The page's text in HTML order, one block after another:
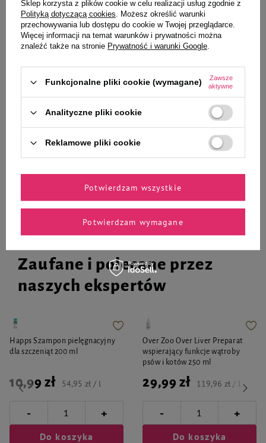
Szampon dla szczeniąt Dr Seidel
26,99 zł 122,68 zł / l
- +
Luger's Natural Treats Przysmak
g
Najniższa cena z 30 dni przed
-24%
9,99 zł 99,90 zł / kg
Zaufane i polecane przez
naszych ekspertów
Happs Szampon pielęgnacyjny
dla szczeniąt 200 ml
10,99 zł 54,95 zł / l
- +
Do koszyka
Over Zoo Over Liver Preparat
wspierający funkcje wątroby
psów i kotów 250 ml
29,99 zł 119,96 zł / l
- +
Do koszyka
Sklep korzysta z plików cookie w celu realizacji usług zgodnie z
Polityką dotyczącą cookies. Możesz określić warunki
przechowywania lub dostępu do cookie w Twojej przeglądarce.
Więcej informacji na temat warunków i prywatności można
znaleźć także na stronie Prywatność i warunki Google.
Funkcjonalne pliki cookie (wymagane)
Zawsze
aktywne
Analityczne pliki cookie
Reklamowe pliki cookie
Potwierdzam wymagane
Potwierdzam wszystkie